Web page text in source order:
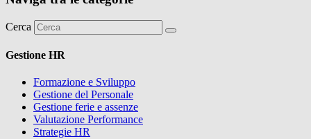
Cerca
Gestione HR
Formazione e Sviluppo
Gestione del Personale
Gestione ferie e assenze
Valutazione Performance
Strategie HR